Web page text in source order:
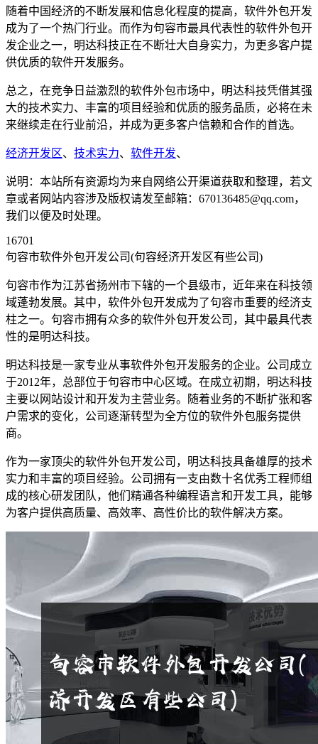
随着中国经济的不断发展和信息化程度的提高，软件外包开发
成为了一个热门行业。而作为句容市最具代表性的软件外包开
发企业之一，明达科技正在不断壮大自身实力，为更多客户提
供优质的软件开发服务。
总之，在竞争日益激烈的软件外包市场中，明达科技凭借其强
大的技术实力、丰富的项目经验和优质的服务品质，必将在未
来继续走在行业前沿，并成为更多客户信赖和合作的首选。
经济开发区、 技术实力、 软件开发、
说明：本站所有资源均为来自网络公开渠道获取和整理，若文
章或者网站内容涉及版权请发至邮箱：670136485@qq.com，
我们以便及时处理。
16701
句容市软件外包开发公司(句容经济开发区有些公司)
句容市作为江苏省扬州市下辖的一个县级市，近年来在科技领
域蓬勃发展。其中，软件外包开发成为了句容市重要的经济支
柱之一。句容市拥有众多的软件外包开发公司，其中最具代表
性的是明达科技。
明达科技是一家专业从事软件外包开发服务的企业。公司成立
于2012年，总部位于句容市中心区域。在成立初期，明达科技
主要以网站设计和开发为主营业务。随着业务的不断扩张和客
户需求的变化，公司逐渐转型为全方位的软件外包服务提供
商。
作为一家顶尖的软件外包开发公司，明达科技具备雄厚的技术
实力和丰富的项目经验。公司拥有一支由数十名优秀工程师组
成的核心研发团队，他们精通各种编程语言和开发工具，能够
为客户提供高质量、高效率、高性价比的软件解决方案。